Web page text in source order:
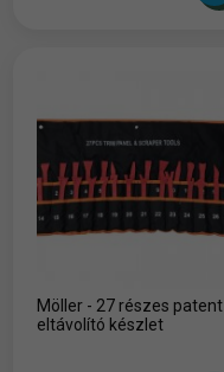
Möller - 27 részes patent
eltávolító készlet